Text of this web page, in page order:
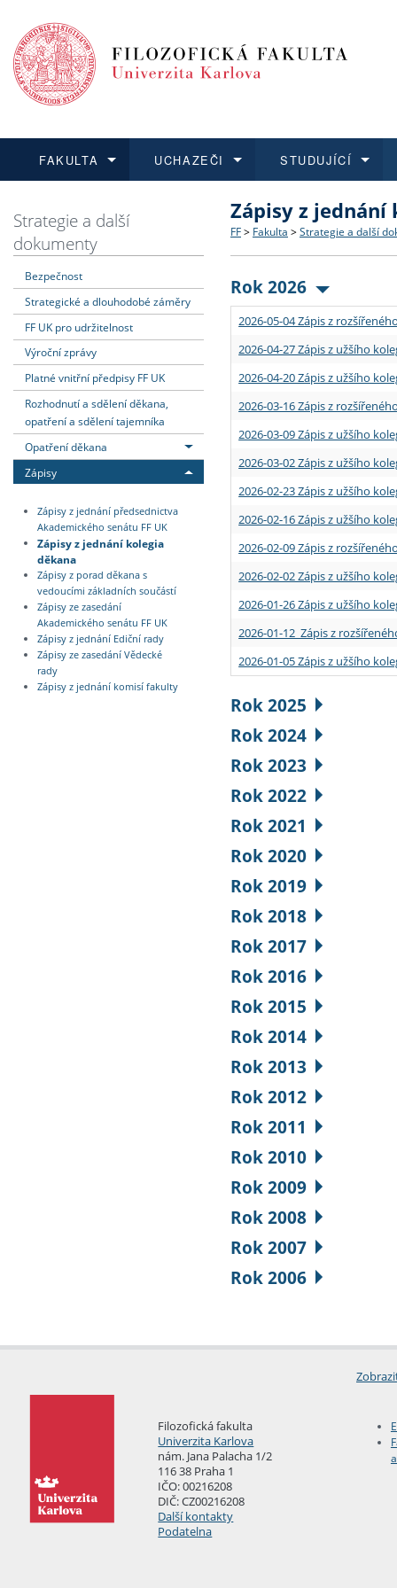
FAKULTA
Dozvědět se více
Struktura a historie
Strategie a další
Podpora a benefity pro
Absolventi fakulty
UCHAZEČI
Podat přihlášku
Co studovat a jak se
Učitelské studijní
Informace k průběhu
STUDUJÍCÍ
Dozvědět se více
Bakalářské a magisterské
Doktorské studium
Rigorózní řízení
Dozvědět se více
O vědě a výzkumu na FF
Akademické kvalifikace
Granty a projekty
Dozvědět se více
Aktuální nabídky a
Vyjíždějící studenti
Přijíždějící studenti
Vyjíždějící zaměstnanci
Strategie a další
dokumenty
Bezpečnost
Strategické a dlouhodobé záměry
FF UK pro udržitelnost
Výroční zprávy
Platné vnitřní předpisy FF UK
Rozhodnutí a sdělení děkana,
opatření a sdělení tajemníka
Opatření děkana
Zápisy
Zápisy z jednání předsednictva
Akademického senátu FF UK
Zápisy z jednání kolegia
děkana
Zápisy z porad děkana s
vedoucími základních součástí
Zápisy ze zasedání
Akademického senátu FF UK
Zápisy z jednání Ediční rady
Zápisy ze zasedání Vědecké
rady
Zápisy z jednání komisí fakulty
Zápisy z jednání
FF > Fakulta > Strategie a další
Rok 2026
2026-05-04 Zápis z
2026-04-27 Zápis z užšího
2026-04-20 Zápis z užšího
2026-03-16 Zápis z
2026-03-09 Zápis z užšího
2026-03-02 Zápis z užšího
2026-02-23 Zápis z užšího
2026-02-16 Zápis z užšího
2026-02-09 Zápis z
2026-02-02 Zápis z užšího
2026-01-26 Zápis z užšího
2026-01-12 Zápis z
2026-01-05 Zápis z užšího
Rok 2025
Rok 2024
Rok 2023
Rok 2022
Rok 2021
Rok 2020
Rok 2019
Rok 2018
Rok 2017
Rok 2016
Rok 2015
Rok 2014
Rok 2013
Rok 2012
Rok 2011
Rok 2010
Rok 2009
Rok 2008
Rok 2007
Rok 2006
Filozofická fakulta
Univerzita Karlova
nám. Jana Palacha 1/2
116 38 Praha 1
IČO: 00216208
DIČ: CZ00216208
Další kontakty
Podatelna